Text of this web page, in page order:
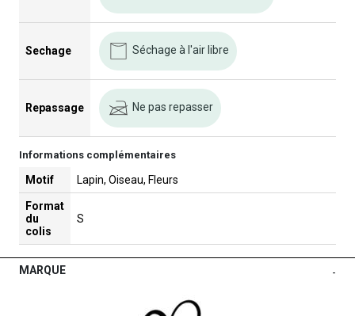
Sechage Séchage à l'air libre
Repassage Ne pas repasser
Informations complémentaires
Motif Lapin, Oiseau, Fleurs
Format
du
colis
S
MARQUE -